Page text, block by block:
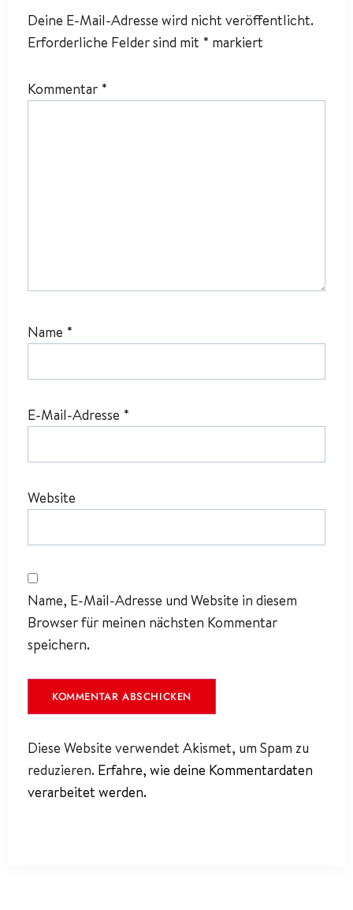
Deine E-Mail-Adresse wird nicht veröffentlicht.
Erforderliche Felder sind mit * markiert
Kommentar *
Name *
E-Mail-Adresse *
Website
Name, E-Mail-Adresse und Website in diesem
Browser für meinen nächsten Kommentar
speichern.
Diese Website verwendet Akismet, um Spam zu
reduzieren. Erfahre, wie deine Kommentardaten
verarbeitet werden.